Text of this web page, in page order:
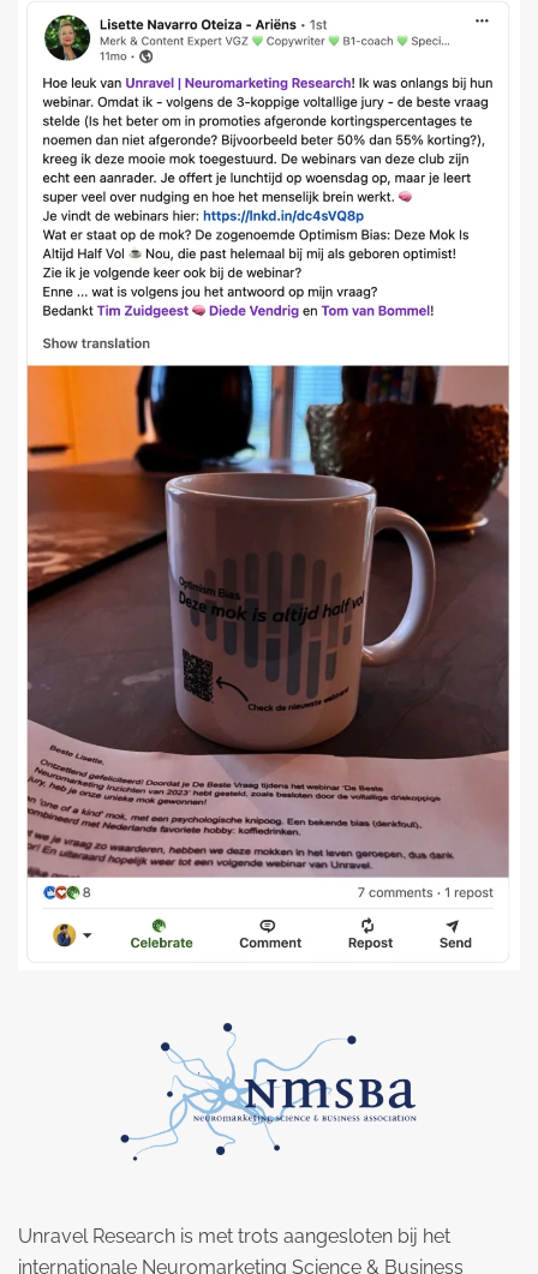
Unravel Research is met trots aangesloten bij het
internationale Neuromarketing Science & Business